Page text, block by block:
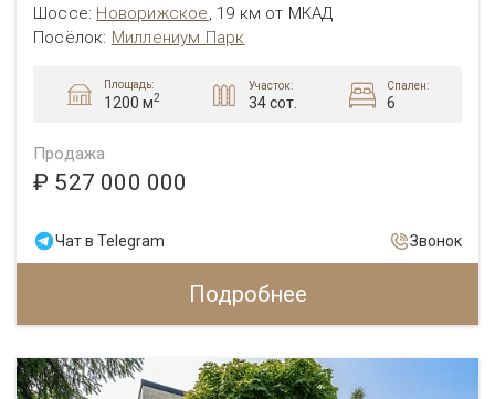
Шоссе: Новорижское, 19 км от МКАД
Посёлок: Миллениум Парк
Площадь:
1200 м2
Участок:
34 сот.
Спален:
6
Продажа
₽ 527 000 000
Чат в Telegram Звонок
Подробнее